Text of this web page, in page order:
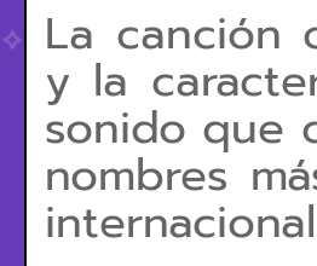
La canción
y la
sonido que
nombres